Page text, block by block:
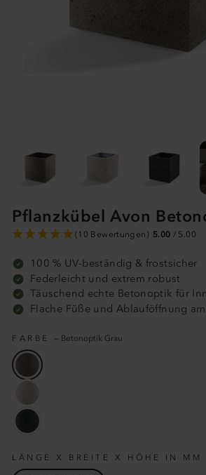
Pflanzkübel Avon
(10 Bewertungen) 5.00 / 5.00
100 % UV-beständig & frostsicher
Federleicht und extrem robust
Täuschend echte Betonoptik für
Flache Füße und Ablauföffnung
FARBE — Betonoptik Grau
LÄNGE X BREITE X HÖHE IN MM